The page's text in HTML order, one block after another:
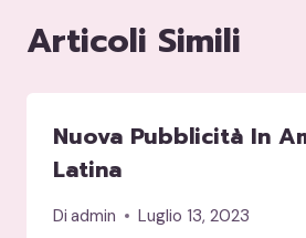
Articoli Simili
Nuova Pubblicità In
Latina
Di admin Luglio 13, 2023